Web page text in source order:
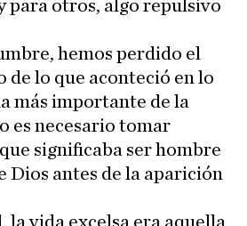
para otros, algo repulsivo
hemos perdido el
de lo que aconteció en lo
más importante de la
es necesario tomar
significaba ser hombre
Dios antes de la aparición
la vida excelsa era aquella